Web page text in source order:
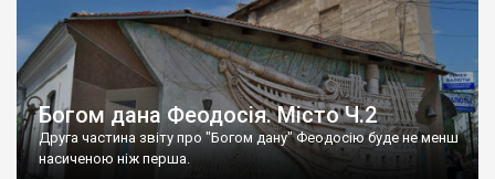
Богом дана Феодосія. Місто Ч.2
Друга частина звіту про "Богом дану" Феодосію буде не менш
насиченою ніж перша.